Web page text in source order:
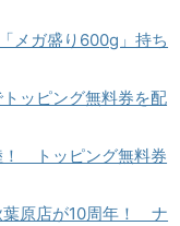
メガ盛り600g」持ち
ッピング無料券を配
！ トッピング無料券
葉原店が10周年！ ナ